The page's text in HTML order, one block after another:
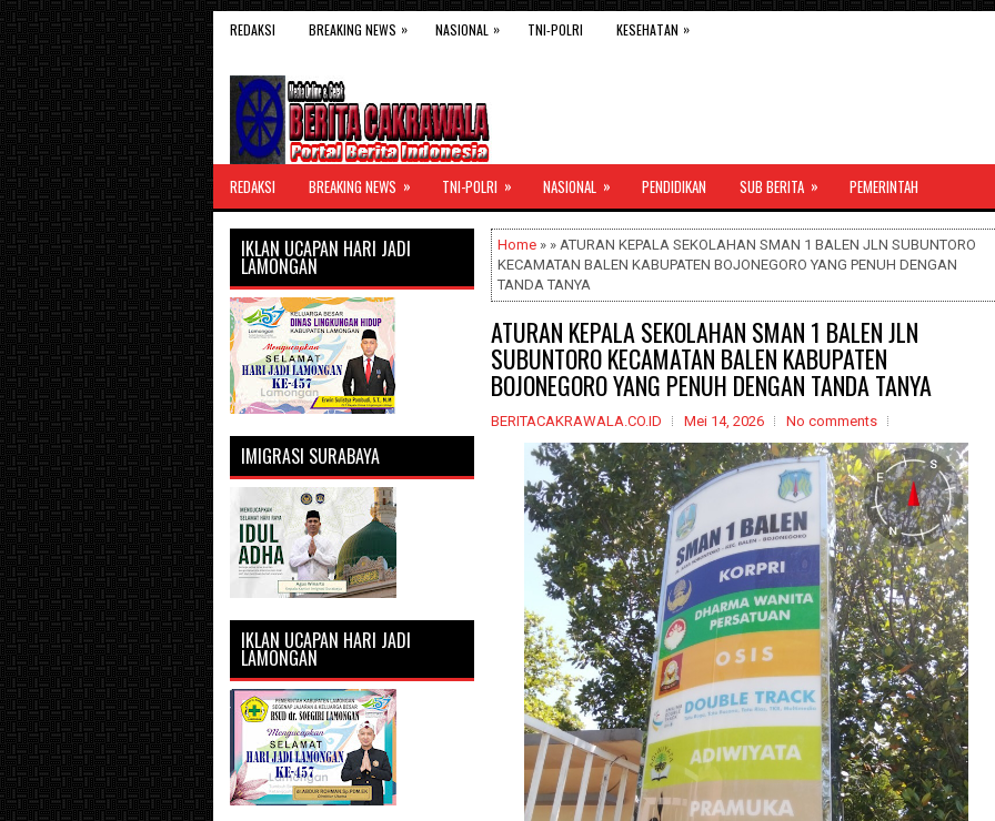
REDAKSI BREAKING NEWS » NASIONAL » TNI-POLRI KESEHATAN »
REDAKSI BREAKING NEWS » TNI-POLRI » NASIONAL » PENDIDIKAN SUB BERITA » PEMERINTAH
Home » » ATURAN KEPALA SEKOLAHAN SMAN 1 BALEN JLN SUBUNTORO
KECAMATAN BALEN KABUPATEN BOJONEGORO YANG PENUH DENGAN
TANDA TANYA
ATURAN KEPALA SEKOLAHAN SMAN 1 BALEN JLN
SUBUNTORO KECAMATAN BALEN KABUPATEN
BOJONEGORO YANG PENUH DENGAN TANDA TANYA
BERITACAKRAWALA.CO.ID Mei 14, 2026 No comments
IKLAN UCAPAN HARI JADI
LAMONGAN
IMIGRASI SURABAYA
IKLAN UCAPAN HARI JADI
LAMONGAN